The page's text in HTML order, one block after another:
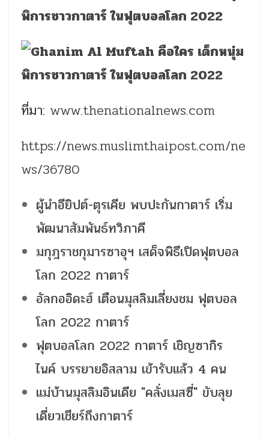
ที่มา: www.thenationalnews.com
https://news.muslimthaipost.com/ne
ws/36780
ผู้นำอียิปต์-ตุรเคีย พบปะกันกาตาร์ เริ่ม
พัฒนาสัมพันธ์ทวิภาคี
มกุฎราชกุมารซาอุฯ เสด็จพิธีเปิดฟุตบอล
โลก 2022 กาตาร์
อัลกออิดะฮ์ เตือนมุสลิมเลี่ยงชม ฟุตบอล
โลก 2022 กาตาร์
ฟุตบอลโลก 2022 กาตาร์ เชิญซากิร
ไนค์ บรรยายอิสลาม เข้ารับแล้ว 4 คน
แม่บ้านมุสลิมอินเดีย "คลั่งเมสซี่" ขับลุย
เดี่ยวเชียร์ถึงกาตาร์